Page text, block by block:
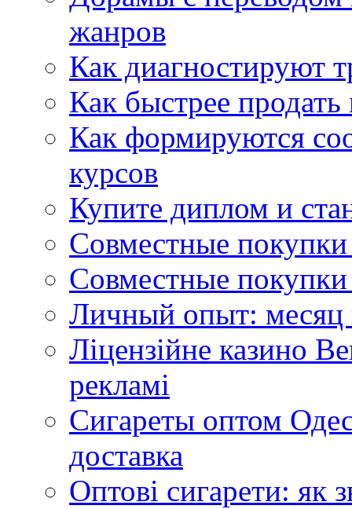
жанров
Как диагностируют
Как быстрее
Как формируются
курсов
Купите диплом и
Совместные
Совместные покупки
Личный опыт: месяц
Ліцензійне казино
рекламі
Сигареты оптом
доставка
Оптові сигарети: як